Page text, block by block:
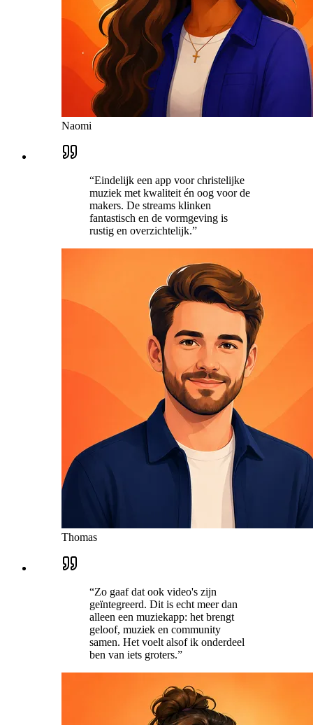
Naomi
“Eindelijk een app voor christelijke
muziek met kwaliteit én oog voor de
makers. De streams klinken
fantastisch en de vormgeving is
rustig en overzichtelijk.”
Thomas
“Zo gaaf dat ook video's zijn
geïntegreerd. Dit is echt meer dan
alleen een muziekapp: het brengt
geloof, muziek en community
samen. Het voelt alsof ik onderdeel
ben van iets groters.”